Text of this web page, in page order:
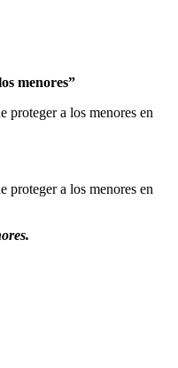
menores”
proteger a los menores en
proteger a los menores en